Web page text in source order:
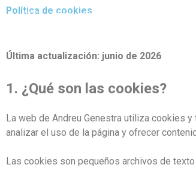
PROPUESTAS
Política de cookies
Última actualización: junio de 2026
1. ¿Qué son las cookies?
La web de Andreu Genestra utiliza cookies
analizar el uso de la página y ofrecer
Las cookies son pequeños archivos de